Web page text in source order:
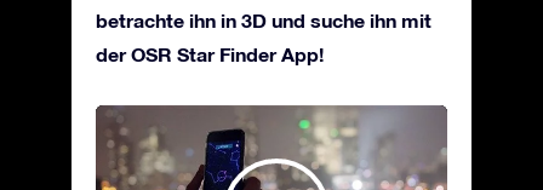
betrachte ihn in 3D und suche ihn mit
der OSR Star Finder App!